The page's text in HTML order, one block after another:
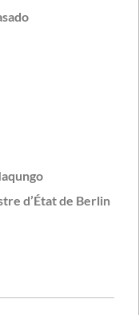
d’État de Berlin